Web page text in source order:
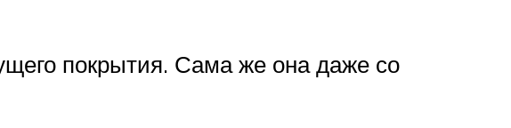
покрытия. Сама же она даже со